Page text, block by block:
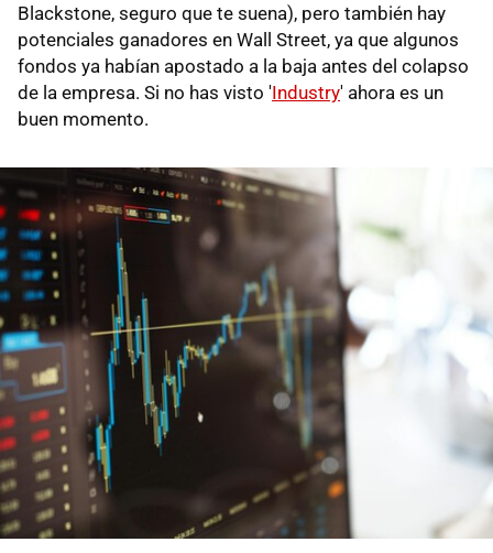
Blackstone, seguro que te suena), pero también hay
potenciales ganadores en Wall Street, ya que algunos
fondos ya habían apostado a la baja antes del colapso
de la empresa. Si no has visto 'Industry' ahora es un
buen momento.